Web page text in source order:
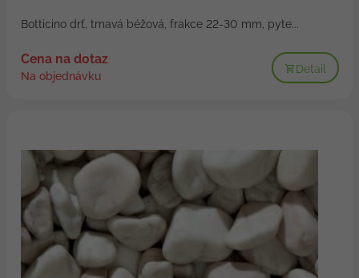
Botticino drť, tmavá béžová, frakce 22-30 mm, pyte...
Cena na dotaz
Na objednávku
Detail